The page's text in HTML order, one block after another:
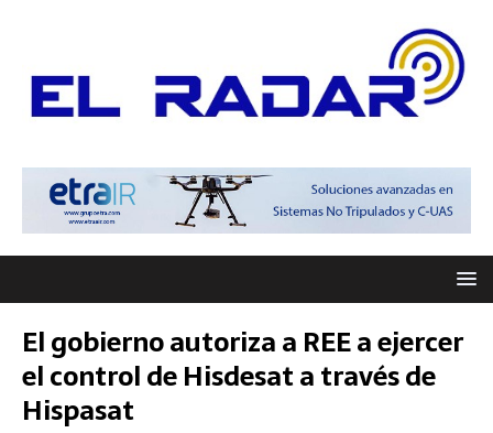
El gobierno autoriza a REE a ejercer
el control de Hisdesat a través de
Hispasat